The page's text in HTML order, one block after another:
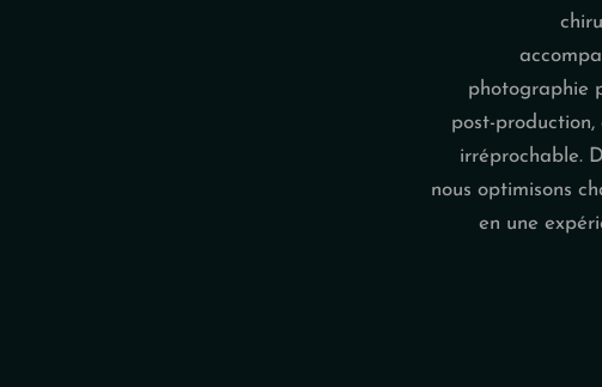
photographie
post-production,
irréprochable.
nous optimisons
en une